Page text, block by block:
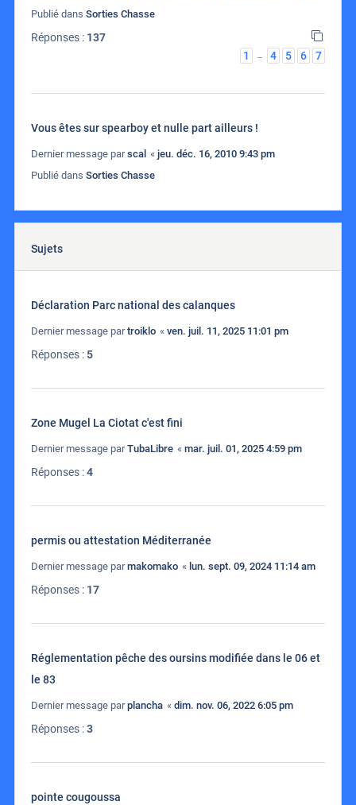
Publié dans Sorties Chasse
Réponses : 137
1
… 4 5 6 7
Vous êtes sur spearboy et nulle part ailleurs !
Dernier message parscal « jeu. déc. 16, 2010 9:43 pm
Publié dans Sorties Chasse
Sujets
Déclaration Parc national des calanques
Dernier message partroiklo « ven. juil. 11, 2025 11:01 pm
Réponses :5
Zone Mugel La Ciotat c'est fini
Dernier message parTubaLibre « mar. juil. 01, 2025 4:59 pm
Réponses :4
permis ou attestation Méditerranée
Dernier message parmakomako « lun. sept. 09, 2024 11:14 am
Réponses : 17
Réglementation pêche des oursins modifiée dans le 06 et
le 83
Dernier message parplancha « dim. nov. 06, 2022 6:05 pm
Réponses :3
pointe cougoussa